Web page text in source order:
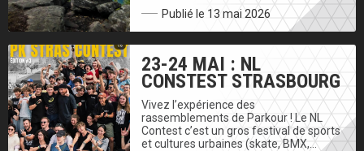
Publié le 13 mai 2026
23-24 MAI : NL
CONSTEST STRASBOURG
Vivez l’expérience des
rassemblements de Parkour ! Le NL
Contest c’est un gros festival de sports
et cultures urbaines (skate, BMX,…